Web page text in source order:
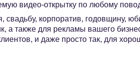
видео-открытку по любому
свадьбу, корпоратив, годовщину,
а также для рекламы вашего
и даже просто так, для